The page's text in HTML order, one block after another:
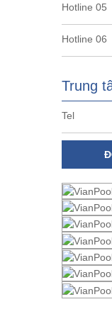
Hotline 05
Hotline 06
Trung
Tel